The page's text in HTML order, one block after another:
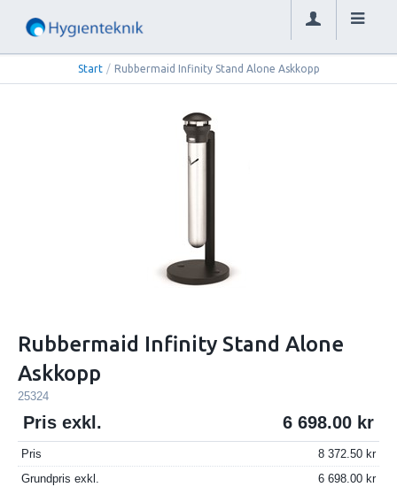
Start / Rubbermaid Infinity Stand Alone Askkopp
Rubbermaid Infinity Stand Alone
Askkopp
25324
Pris exkl. 6 698.00
Pris
8 372.50
Grundpris exkl.
6 698.00